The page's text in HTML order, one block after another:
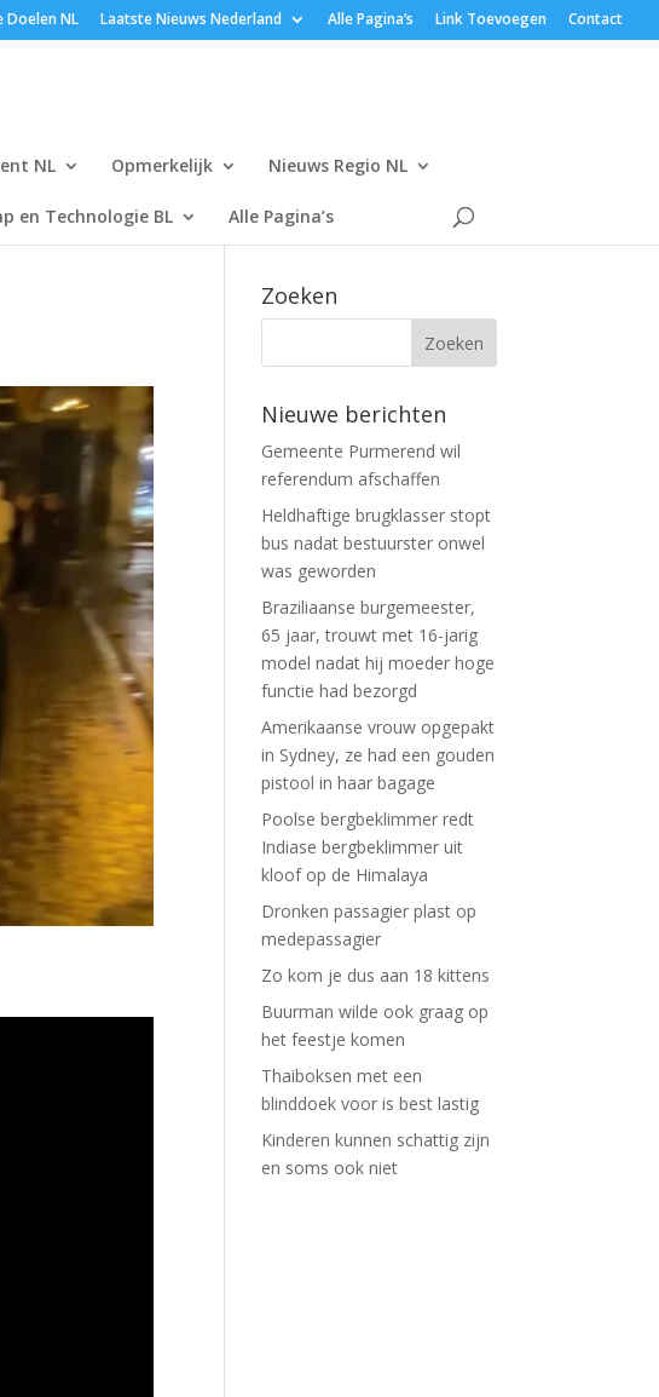
Doelen NL Laatste Nieuws Nederland Alle Pagina’s Link Toevoegen Contact
NL Opmerkelijk Nieuws Regio NL
en Technologie BL Alle Pagina’s
Zoeken
Nieuwe berichten
Gemeente Purmerend wil
referendum afschaffen
Heldhaftige brugklasser stopt
bus nadat bestuurster onwel
was geworden
Braziliaanse burgemeester,
65 jaar, trouwt met 16-jarig
model nadat hij moeder hoge
functie had bezorgd
Amerikaanse vrouw opgepakt
in Sydney, ze had een gouden
pistool in haar bagage
Poolse bergbeklimmer redt
Indiase bergbeklimmer uit
kloof op de Himalaya
Dronken passagier plast op
medepassagier
Zo kom je dus aan 18 kittens
Buurman wilde ook graag op
het feestje komen
Thaiboksen met een
blinddoek voor is best lastig
Kinderen kunnen schattig zijn
en soms ook niet